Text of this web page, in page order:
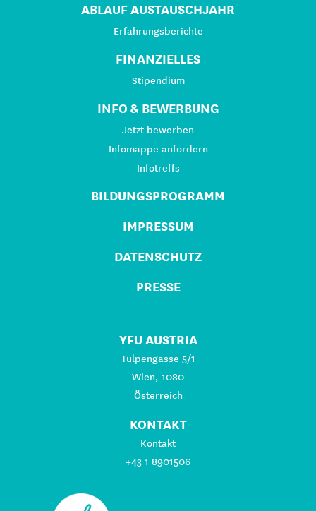
ABLAUF AUSTAUSCHJAHR
Erfahrungsberichte
FINANZIELLES
Stipendium
INFO & BEWERBUNG
Jetzt bewerben
Infomappe anfordern
Infotreffs
BILDUNGSPROGRAMM
IMPRESSUM
DATENSCHUTZ
PRESSE
YFU AUSTRIA
Tulpengasse 5/1
Wien, 1080
Österreich
KONTAKT
Kontakt
+43 1 8901506